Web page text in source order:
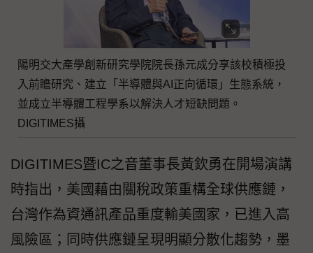
陽明交大產學創新研究學院院長孫元成分享該校積極投
入前瞻研究、建立「半導體與AI正向循環」生態系統，
並成立半導體工程學系以解決人才短缺問題。
DIGITIMES攝
DIGITIMES暨IC之音董事長黃欽勇在開場演講
時指出，美國藉由關稅政策重構全球供應鏈，
台灣作為資通訊產品重度輸美國家，已進入高
風險區；同時供應鏈呈現明顯分散化趨勢，墨